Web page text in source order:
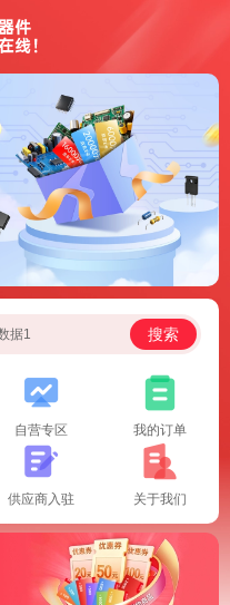
据1 搜索
自营专区 我的订单
供应商入驻 关于我们